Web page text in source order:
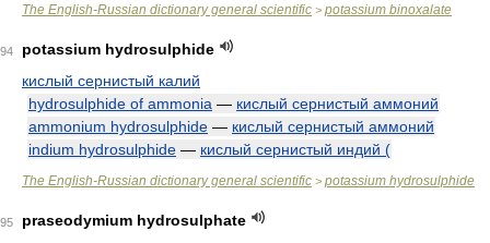
The English-Russian dictionary general scientific > potassium binoxalate
94
potassium hydrosulphide
кислый сернистый калий
hydrosulphide of ammonia — кислый сернистый аммоний
ammonium hydrosulphide — кислый сернистый аммоний
indium hydrosulphide — кислый сернистый индий (
The English-Russian dictionary general scientific > potassium hydrosulphide
95 praseodymium hydrosulphate